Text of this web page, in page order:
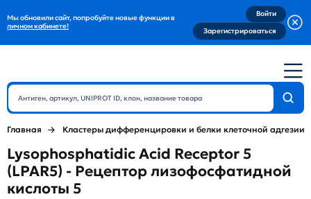
Мы обновили сайт, попробуйте новые функции в
личном кабинете!
Войти
Зарегистрироваться
Главная Кластеры дифференцировки и белки клеточной адгезии
Lysophosphatidic Acid Receptor 5
(LPAR5) - Рецептор лизофосфатидной
кислоты 5